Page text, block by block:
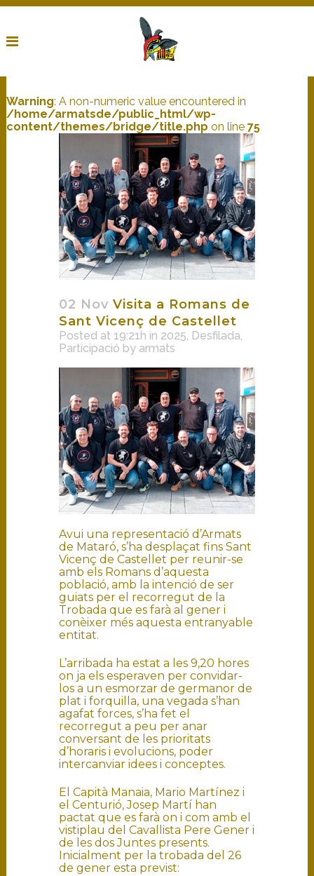
Warning: A non-numeric value encountered in
/home/armatsde/public_html/wp-
content/themes/bridge/title.php on line 75
02 Nov Visita a Romans de
Sant Vicenç de Castellet
Posted at 19:21h in 2025, Desfilada,
Participació by armats
Avui una representació d’Armats
de Mataró, s’ha desplaçat fins Sant
Vicenç de Castellet per reunir-se
amb els Romans d’aquesta
població, amb la intenció de ser
guiats per el recorregut de la
Trobada que es farà al gener i
conèixer més aquesta entranyable
entitat.
L’arribada ha estat a les 9,20 hores
on ja els esperaven per convidar-
los a un esmorzar de germanor de
plat i forquilla, una vegada s’han
agafat forces, s’ha fet el
recorregut a peu per anar
conversant de les prioritats
d’horaris i evolucions, poder
intercanviar idees i conceptes.
El Capità Manaia, Mario Martínez i
el Centurió, Josep Martí han
pactat que es farà on i com amb el
vistiplau del Cavallista Pere Gener i
de les dos Juntes presents.
Inicialment per la trobada del 26
de gener esta previst: